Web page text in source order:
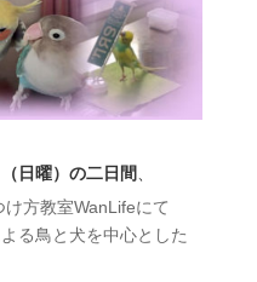
日曜）の二日間
方教室WanLifeにて
る鳥と犬を中心とした